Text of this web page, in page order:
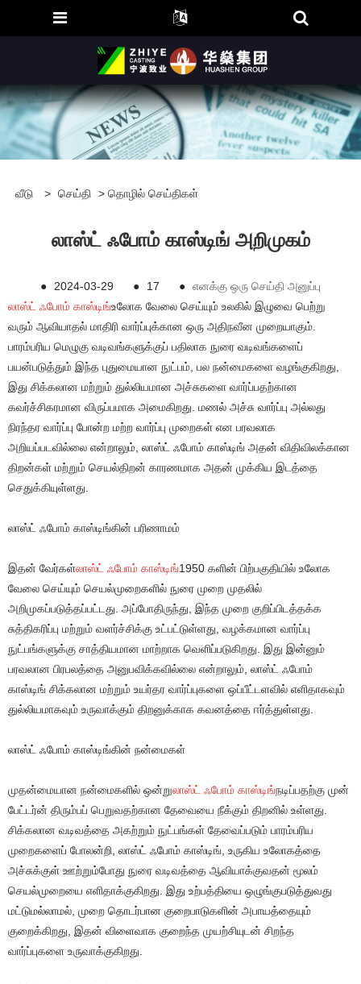
வீடு > செய்தி > தொழில் செய்திகள்
லாஸ்ட் ஃபோம் காஸ்டிங் அறிமுகம்
● 2024-03-29 ● 17 ● எனக்கு ஒரு செய்தி அனுப்பு
லாஸ்ட் ஃபோம் காஸ்டிங்உலோக வேலை செய்யும் உலகில் இழுவை பெற்று
வரும் ஆவியாதல் மாதிரி வார்ப்புக்கான ஒரு அதிநவீன முறையாகும்.
பாரம்பரிய மெழுகு வடிவங்களுக்குப் பதிலாக நுரை வடிவங்களைப்
பயன்படுத்தும் இந்த புதுமையான நுட்பம், பல நன்மைகளை வழங்குகிறது,
இது சிக்கலான மற்றும் துல்லியமான அச்சுகளை வார்ப்பதற்கான
கவர்ச்சிகரமான விருப்பமாக அமைகிறது. மணல் அச்சு வார்ப்பு அல்லது
நிரந்தர வார்ப்பு போன்ற மற்ற வார்ப்பு முறைகள் என பரவலாக
அறியப்படவில்லை என்றாலும், லாஸ்ட் ஃபோம் காஸ்டிங் அதன் விதிவிலக்கான
திறன்கள் மற்றும் செயல்திறன் காரணமாக அதன் முக்கிய இடத்தை
செதுக்கியுள்ளது.
லாஸ்ட் ஃபோம் காஸ்டிங்கின் பரிணாமம்
இதன் வேர்கள்லாஸ்ட் ஃபோம் காஸ்டிங்1950 களின் பிற்பகுதியில் உலோக
வேலை செய்யும் செயல்முறைகளில் நுரை முறை முதலில்
அறிமுகப்படுத்தப்பட்டது. அப்போதிருந்து, இந்த முறை குறிப்பிடத்தக்க
சுத்திகரிப்பு மற்றும் வளர்ச்சிக்கு உட்பட்டுள்ளது, வழக்கமான வார்ப்பு
நுட்பங்களுக்கு சாத்தியமான மாற்றாக வெளிப்படுகிறது. இது இன்னும்
பரவலான பிரபலத்தை அனுபவிக்கவில்லை என்றாலும், லாஸ்ட் ஃபோம்
காஸ்டிங் சிக்கலான மற்றும் உயர்தர வார்ப்புகளை ஒப்பீட்டளவில் எளிதாகவும்
துல்லியமாகவும் உருவாக்கும் திறனுக்காக கவனத்தை ஈர்த்துள்ளது.
லாஸ்ட் ஃபோம் காஸ்டிங்கின் நன்மைகள்
முதன்மையான நன்மைகளில் ஒன்றுலாஸ்ட் ஃபோம் காஸ்டிங்நடிப்பதற்கு முன்
பேட்டர்ன் திரும்பப் பெறுவதற்கான தேவையை நீக்கும் திறனில் உள்ளது.
சிக்கலான வடிவத்தை அகற்றும் நுட்பங்கள் தேவைப்படும் பாரம்பரிய
முறைகளைப் போலன்றி, லாஸ்ட் ஃபோம் காஸ்டிங், உருகிய உலோகத்தை
அச்சுக்குள் ஊற்றும்போது நுரை வடிவத்தை ஆவியாக்குவதன் மூலம்
செயல்முறையை எளிதாக்குகிறது. இது உற்பத்தியை ஒழுங்குபடுத்துவது
மட்டுமல்லாமல், முறை தொடர்பான குறைபாடுகளின் அபாயத்தையும்
குறைக்கிறது, இதன் விளைவாக குறைந்த முயற்சியுடன் சிறந்த
வார்ப்புகளை உருவாக்குகிறது.